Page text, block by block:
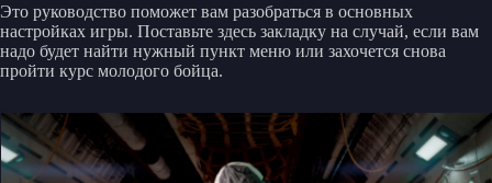
Это руководство поможет вам разобраться в основных
настройках игры. Поставьте здесь закладку на случай, если вам
надо будет найти нужный пункт меню или захочется снова
пройти курс молодого бойца.